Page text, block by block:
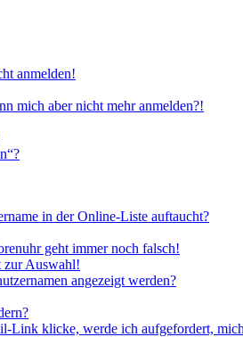
anmelden!
mich aber nicht mehr anmelden?!
in der Online-Liste auftaucht?
geht immer noch falsch!
zur Auswahl!
angezeigt werden?
Link klicke, werde ich aufgefordert,